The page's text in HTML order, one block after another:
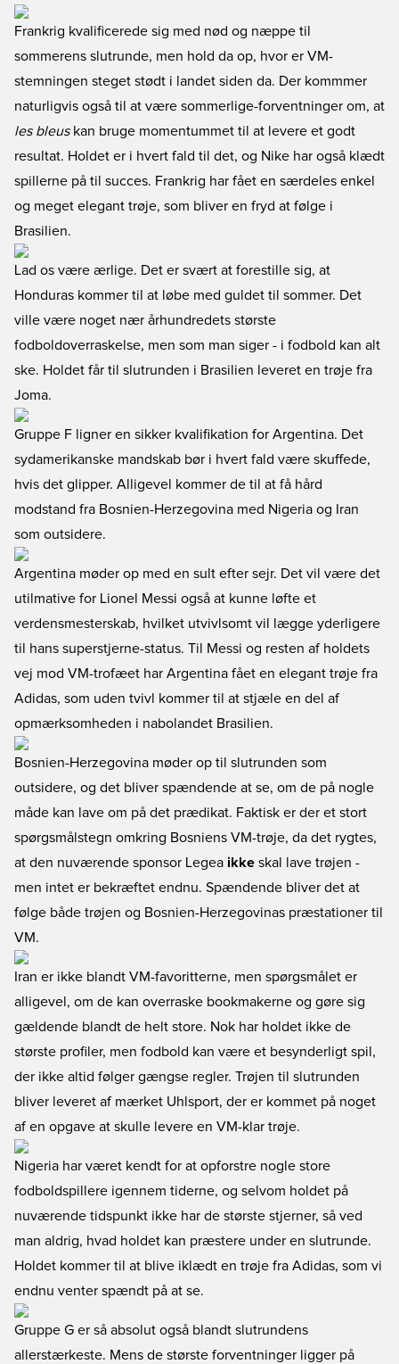
Frankrig kvalificerede sig med nød og næppe til
sommerens slutrunde, men hold da op, hvor er VM-
stemningen steget stødt i landet siden da. Der kommmer
naturligvis også til at være sommerlige-forventninger om, at
les bleuskan bruge momentummet til at levere et godt
resultat. Holdet er i hvert fald til det, og Nike har også klædt
spillerne på til succes. Frankrig har fået en særdeles enkel
og meget elegant trøje, som bliver en fryd at følge i
Brasilien.
Lad os være ærlige. Det er svært at forestille sig, at
Honduras kommer til at løbe med guldet til sommer. Det
ville være noget nær århundredets største
fodboldoverraskelse, men som man siger - i fodbold kan alt
ske. Holdet får til slutrunden i Brasilien leveret en trøje fra
Joma.
Gruppe F ligner en sikker kvalifikation for Argentina. Det
sydamerikanske mandskab bør i hvert fald være skuffede,
hvis det glipper. Alligevel kommer de til at få hård
modstand fra Bosnien-Herzegovina med Nigeria og Iran
som outsidere.
Argentina møder op med en sult efter sejr. Det vil være det
utilmative for Lionel Messi også at kunne løfte et
verdensmesterskab, hvilket utvivlsomt vil lægge yderligere
til hans superstjerne-status. Til Messi og resten af holdets
vej mod VM-trofæet har Argentina fået en elegant trøje fra
Adidas, som uden tvivl kommer til at stjæle en del af
opmærksomheden i nabolandet Brasilien.
Bosnien-Herzegovina møder op til slutrunden som
outsidere, og det bliver spændende at se, om de på nogle
måde kan lave om på det prædikat. Faktisk er der et stort
spørgsmålstegn omkring Bosniens VM-trøje, da det rygtes,
at den nuværende sponsor Legea ikke skal lave trøjen -
men intet er bekræftet endnu. Spændende bliver det at
følge både trøjen og Bosnien-Herzegovinas præstationer til
VM.
Iran er ikke blandt VM-favoritterne, men spørgsmålet er
alligevel, om de kan overraske bookmakerne og gøre sig
gældende blandt de helt store. Nok har holdet ikke de
største profiler, men fodbold kan være et besynderligt spil,
der ikke altid følger gængse regler. Trøjen til slutrunden
bliver leveret af mærket Uhlsport, der er kommet på noget
af en opgave at skulle levere en VM-klar trøje.
Nigeria har været kendt for at opforstre nogle store
fodboldspillere igennem tiderne, og selvom holdet på
nuværende tidspunkt ikke har de største stjerner, så ved
man aldrig, hvad holdet kan præstere under en slutrunde.
Holdet kommer til at blive iklædt en trøje fra Adidas, som vi
endnu venter spændt på at se.
Gruppe G er så absolut også blandt slutrundens
allerstærkeste. Mens de største forventninger ligger på